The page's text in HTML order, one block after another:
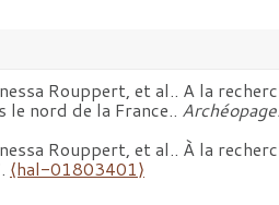
Rouppert, et al.. A la
nord de la France..
Rouppert, et al.. À la
⟨hal-01803401⟩